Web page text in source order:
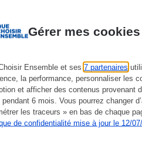
Gérer mes cookies
Ensemble et ses 7 partenaires
la performance, personnaliser les
et afficher des contenus provenant
pendant 6 mois. Vous pourrez changer
les traceurs » en bas de chaque
de confidentialité mise à jour le 12/
des retraites